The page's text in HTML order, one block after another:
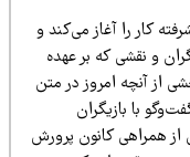
را آغاز می‌کند و
نقشی که بر عهده
امروز در متن
بازیگران
کانون پرورش